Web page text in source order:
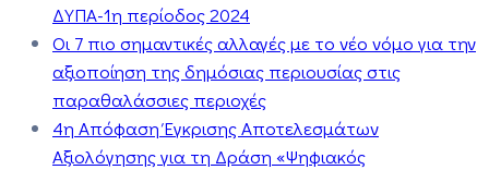
ΔΥΠΑ-1η περίοδος 2024
Οι 7 πιο σημαντικές αλλαγές με το νέο νόμο για την
αξιοποίηση της δημόσιας περιουσίας στις
παραθαλάσσιες περιοχές
4η Απόφαση Έγκρισης Αποτελεσμάτων
Αξιολόγησης για τη Δράση «Ψηφιακός